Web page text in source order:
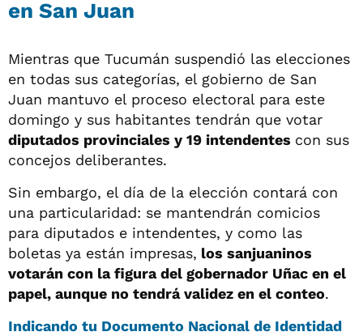
en San Juan
Mientras que Tucumán suspendió las elecciones
en todas sus categorías, el gobierno de San
Juan mantuvo el proceso electoral para este
domingo y sus habitantes tendrán que votar
diputados provinciales y 19 intendentes con sus
concejos deliberantes.
Sin embargo, el día de la elección contará con
una particularidad: se mantendrán comicios
para diputados e intendentes, y como las
boletas ya están impresas, los sanjuaninos
votarán con la figura del gobernador Uñac en el
papel, aunque no tendrá validez en el conteo.
Indicando tu Documento Nacional de Identidad